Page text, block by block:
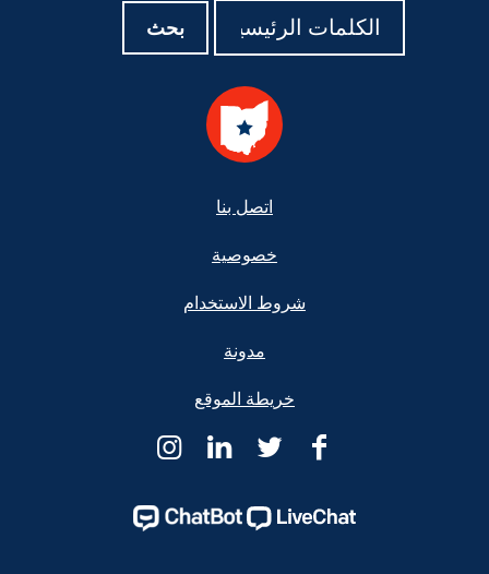
بحث
اتصل بنا
خصوصية
شروط الاستخدام
مدونة
خريطة الموقع
Ohio
Help
Ohio
Help
Ohio
Help
Ohio
Help